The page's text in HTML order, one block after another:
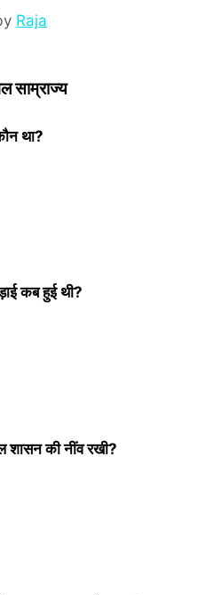
Raja
साम्राज्य
था?
कब हुई थी?
शासन की नींव रखी?